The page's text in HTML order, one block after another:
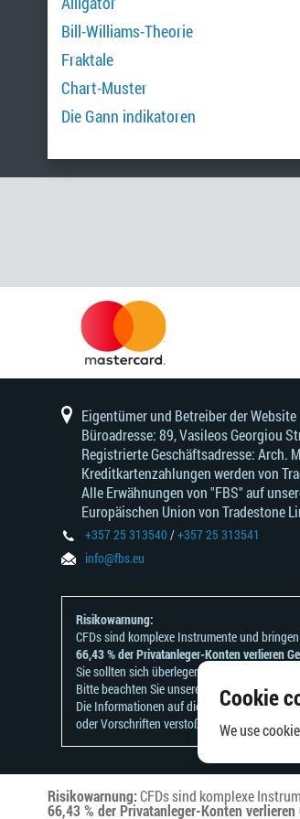
Cookie
We use
Risikowarnung:CFDs sind komplexe
66,43 % der Privatanleger-Konten
Bill-Williams-Theorie
Fraktale
Chart-Muster
Die Gann indikatoren
Eigentümer und Betreiber der
Büroadresse: 89, Vasileos Georgiou
Registrierte Geschäftsadresse: Arch.
Kreditkartenzahlungen werden von
Alle Erwähnungen von "FBS" auf
Europäischen Union von Tradestone
+357 25 313540/+357 25 313541
info@fbs.eu
Risikowarnung:
CFDs sind komplexe Instrumente und
66,43 % der Privatanleger-Konten verlieren
Sie sollten sich überlegen, ob Sie verstehen,
Bitte beachten Sie unsere
Die Informationen auf dieser Website sind
oder Vorschriften verstoßen würde.